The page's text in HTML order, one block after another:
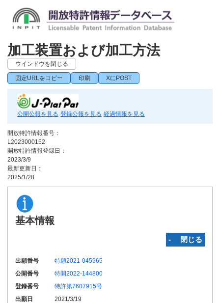
加工装置および加工方法
ウインドウを閉じる
固定URLをコピー 印刷 XにPOST
公開公報を見る 登録公報を見る 経過情報を見る
開放特許情報番号：
L2023000152
開放特許情報登録日：
2023/3/9
最新更新日：
2025/1/28
基本情報
‐ 閉じる
出願番号
特願2021-045965
公開番号
特開2022-144800
登録番号
特許第7607915号
出願日
2021/3/19